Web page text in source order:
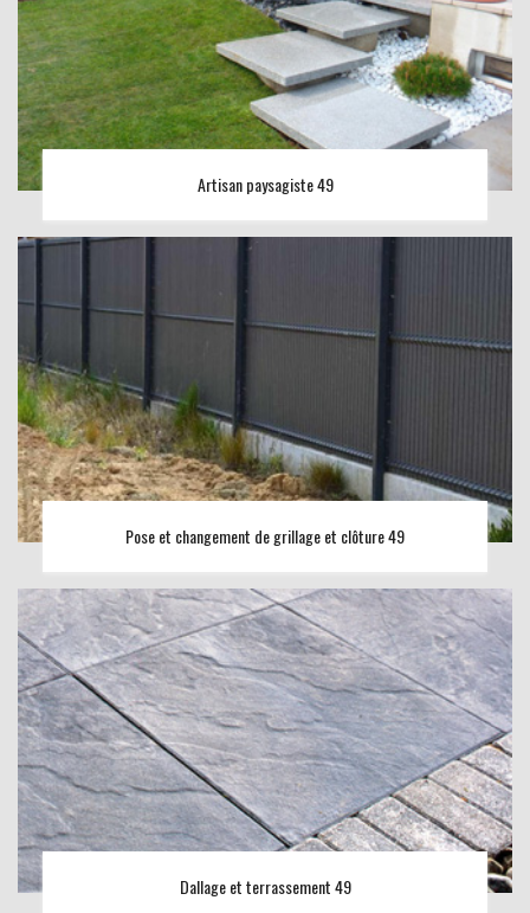
Artisan paysagiste 49
Pose et changement de grillage et clôture 49
Dallage et terrassement 49